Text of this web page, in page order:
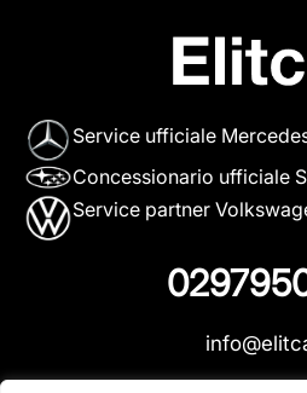
Service ufficiale
Concessionario ufficiale
Service partner